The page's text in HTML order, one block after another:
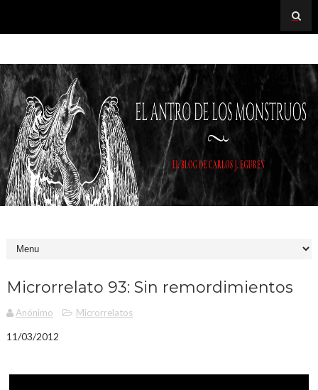
Microrrelato 93: Sin remordimientos
Anónimo Microrrelatos
11/03/2012